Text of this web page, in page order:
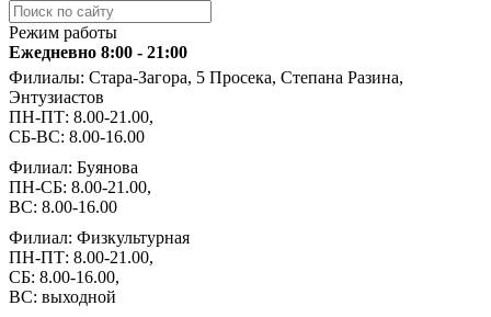
Режим работы
Ежедневно 8:00 - 21:00
Филиалы: Стара-Загора, 5 Просека, Степана Разина,
Энтузиастов
ПН-ПТ: 8.00-21.00,
СБ-ВС: 8.00-16.00
Филиал: Буянова
ПН-СБ: 8.00-21.00,
ВС: 8.00-16.00
Филиал: Физкультурная
ПН-ПТ: 8.00-21.00,
СБ: 8.00-16.00,
ВС: выходной